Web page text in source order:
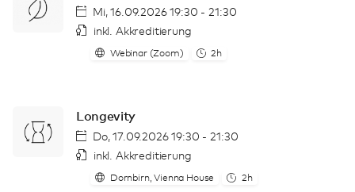
Mi, 16.09.2026 19:30 - 21:30
inkl. Akkreditierung
Webinar (Zoom) 2h
Longevity
Do, 17.09.2026 19:30 - 21:30
inkl. Akkreditierung
Dornbirn, Vienna House 2h